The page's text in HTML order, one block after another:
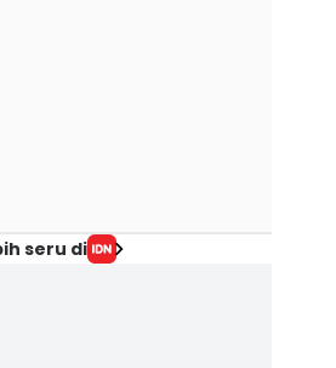
seru di